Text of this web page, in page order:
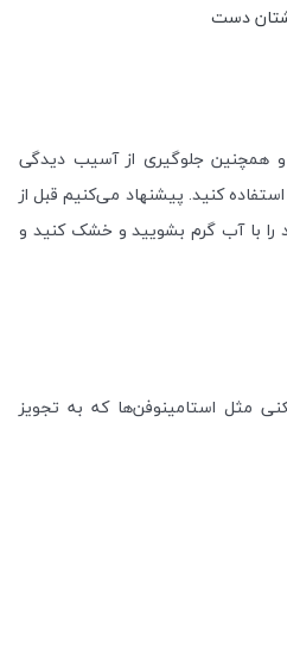
دست
و همچنین جلوگیری از آسیب دیدگی
کنید. پیشنهاد می‌کنیم قبل از
را با آب گرم بشویید و خشک کنید و
مثل استامینوفن‌ها که به تجویز